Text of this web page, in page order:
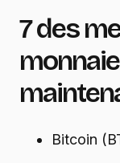
7 des
Bitcoin